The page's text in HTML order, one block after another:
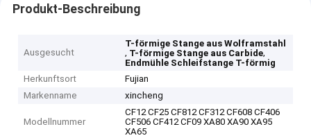
Produkt-Beschreibung
Ausgesucht
T-förmige Stange aus Wolframstahl
, T-förmige Stange aus Carbide,
Endmühle Schleifstange T-förmig
Herkunftsort
Fujian
Markenname
xincheng
Modellnummer
CF12 CF25 CF812 CF312 CF608 CF406
CF506 CF412 CF09 XA80 XA90 XA95
XA65